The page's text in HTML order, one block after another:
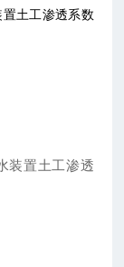
土工渗透系数
装置土工渗透